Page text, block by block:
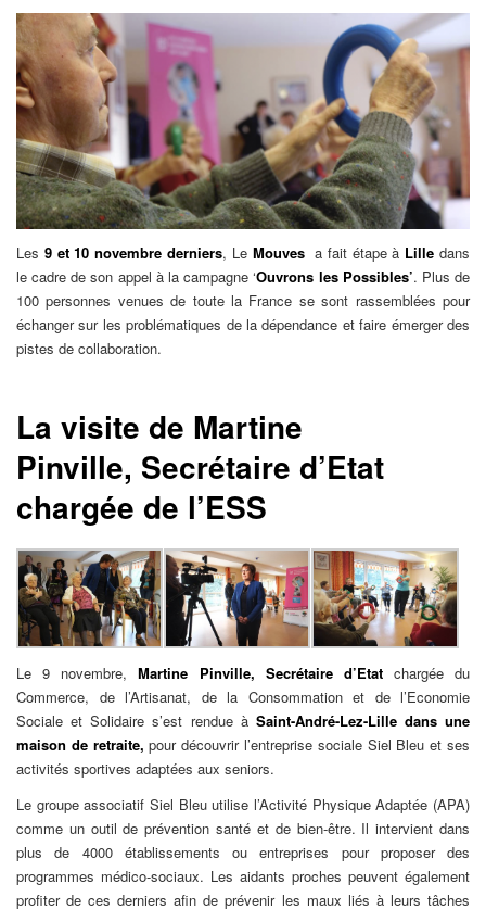
Les 9 et 10 novembre derniers, Le Mouvesa fait étape à Lille dans
le cadre de son appel à la campagne ‘Ouvrons les Possibles’. Plus de
100 personnes venues de toute la France se sont rassemblées pour
échanger sur les problématiques de la dépendance et faire émerger des
pistes de collaboration.
La visite de Martine
Pinville, Secrétaire d’Etat
chargée de l’ESS
Le 9 novembre, Martine Pinville, Secrétaire d’Etat chargée du
Commerce, de l’Artisanat, de la Consommation et de l’Economie
Sociale et Solidaire s’est rendue à Saint-André-Lez-Lille dans une
maison de retraite,pour découvrir l’entreprise sociale Siel Bleu et ses
activités sportives adaptées aux seniors.
Le groupe associatif Siel Bleu utilise l’Activité Physique Adaptée (APA)
comme un outil de prévention santé et de bien-être. Il intervient dans
plus de 4000 établissements ou entreprises pour proposer des
programmes médico-sociaux. Les aidants proches peuvent également
profiter de ces derniers afin de prévenir les maux liés à leurs tâches